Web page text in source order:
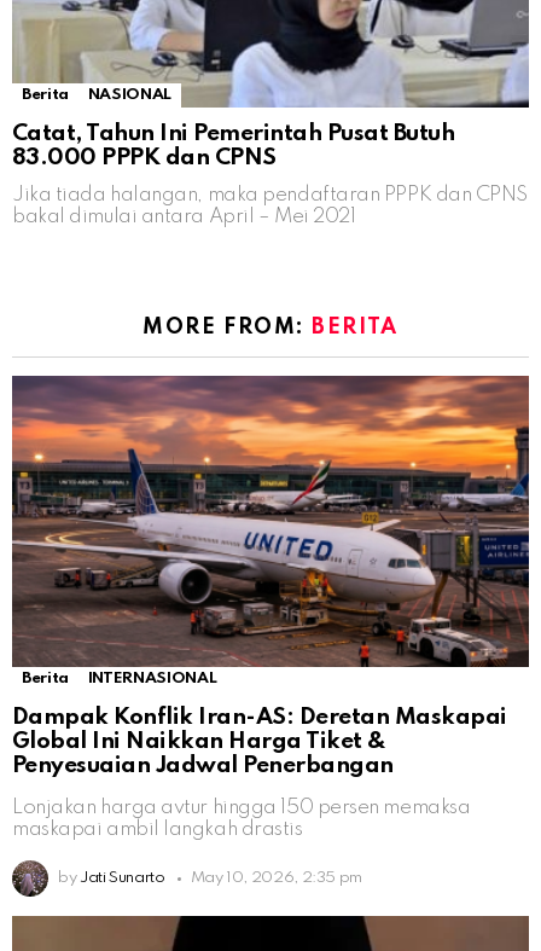
Berita NASIONAL
Catat, Tahun Ini Pemerintah Pusat Butuh
83.000 PPPK dan CPNS
Jika tiada halangan, maka pendaftaran PPPK dan CPNS
bakal dimulai antara April – Mei 2021
MORE FROM: BERITA
Berita INTERNASIONAL
Dampak Konflik Iran-AS: Deretan Maskapai
Global Ini Naikkan Harga Tiket &
Penyesuaian Jadwal Penerbangan
Lonjakan harga avtur hingga 150 persen memaksa
maskapai ambil langkah drastis
by Jati Sunarto May 10, 2026, 2:35 pm